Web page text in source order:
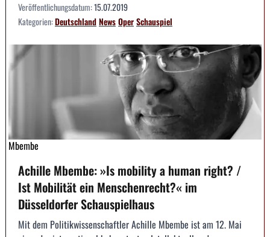
Veröffentlichungsdatum:15.07.2019
Kategorien:DeutschlandNewsOperSchauspiel
Mbembe
Achille Mbembe: »Is mobility a human right? /
Ist Mobilität ein Menschenrecht?« im
Düsseldorfer Schauspielhaus
Mit dem Politikwissenschaftler Achille Mbembe ist am 12. Mai